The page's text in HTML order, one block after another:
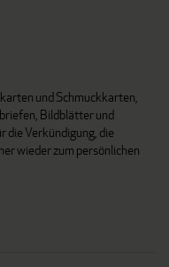
und Schmuckkarten,
Bildblätter und
die Verkündigung, die
wieder zum persönlichen